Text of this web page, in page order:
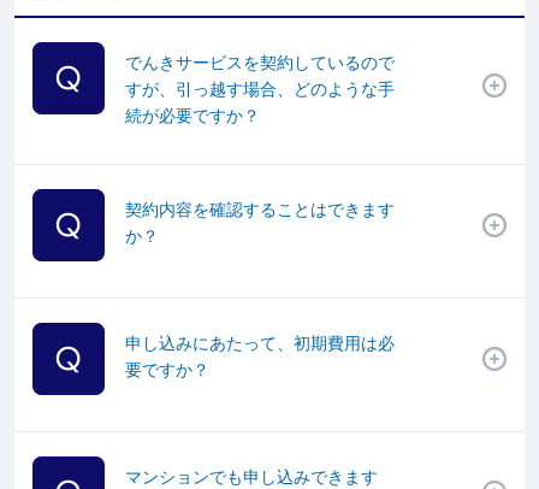
でんきサービスを契約しているので
すが、引っ越す場合、どのような手
続が必要ですか？
契約内容を確認することはできます
か？
申し込みにあたって、初期費用は必
要ですか？
マンションでも申し込みできます